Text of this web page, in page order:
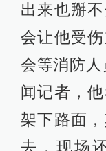
出来也掰
会让他受
会等消防人
闻记者，
架下路面
去，现场